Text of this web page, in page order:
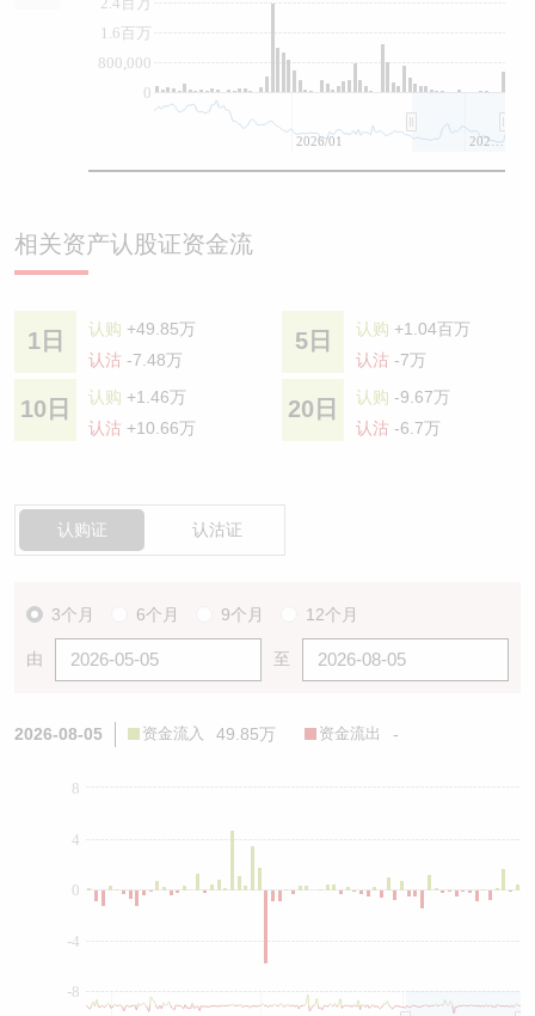
0
800,000
1.6百万
2026/01 2026/07
相关资产认股证资金流
1日 认购 +49.85万
认沽 -7.48万
5日 认购 +1.04百万
认沽 -7万
10日 认购 +1.46万
认沽 +10.66万
20日 认购 -9.67万
认沽 -6.7万
认购证 认沽证
3个月 6个月 9个月 12个月
由 至
2026-08-05 资金流入 49.85万 资金流出 -
0
-8
-4
4
8